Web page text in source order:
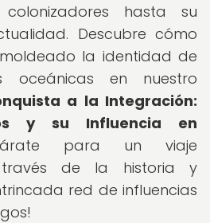
hasta su
Descubre cómo
la identidad de
oceánicas en nuestro
a la Integración:
y su Influencia en
para un viaje
de la historia y
red de influencias